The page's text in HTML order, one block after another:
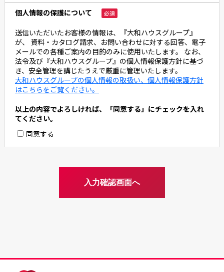
個人情報の保護について 必須
送信いただいたお客様の情報は、『大和ハウスグループ』
が、 資料・カタログ請求、お問い合わせに対する回答、電子
メールでの各種ご案内の目的のみに使用いたします。 なお、
法令及び『大和ハウスグループ』の個人情報保護方針に基づ
き、安全管理を講じたうえで厳重に管理いたします。
大和ハウスグループの個人情報の取扱い、個人情報保護方針
はこちらをご覧ください。
以上の内容でよろしければ、「同意する」にチェックを入れ
てください。
同意する